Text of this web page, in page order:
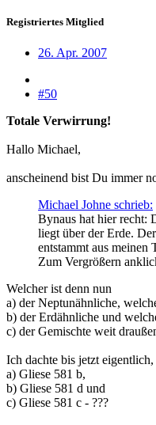
Registriertes Mitglied
26. Apr. 2007
#50
Totale Verwirrung!
Hallo Michael,
anscheinend bist Du immer
Michael Johne schrieb:
Bynaus hat hier recht:
liegt über der Erde.
entstammt aus meinen
Zum Vergrößern
Welcher ist denn nun
a) der Neptunähnliche,
b) der Erdähnliche und
c) der Gemischte weit
Ich dachte bis jetzt eigentlich,
a) Gliese 581 b,
b) Gliese 581 d und
c) Gliese 581 c - ???